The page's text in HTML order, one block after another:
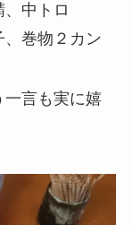
中トロ
巻物２カン
一言も実に嬉